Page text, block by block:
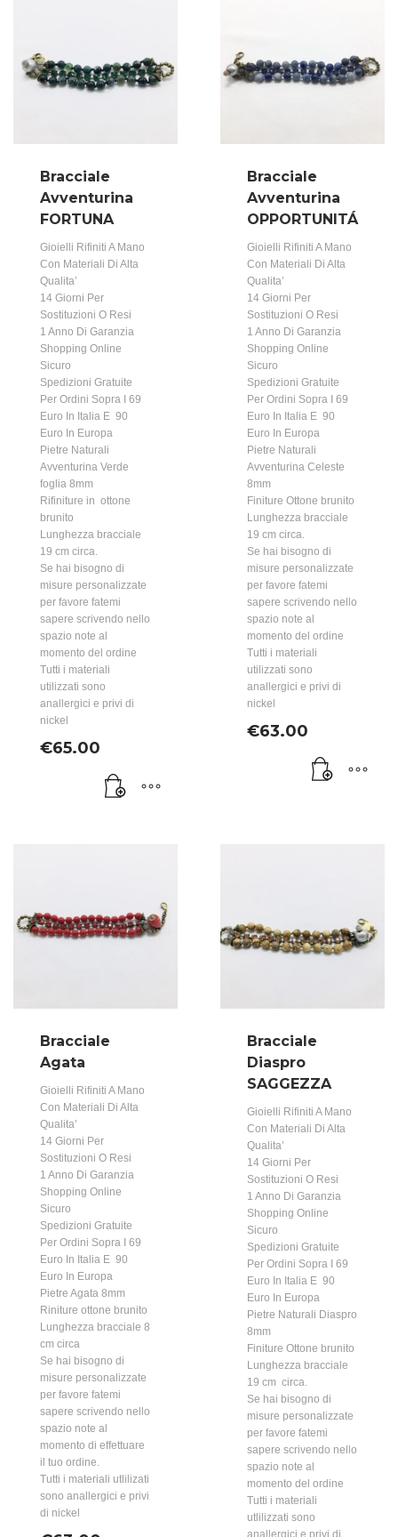
Bracciale
Avventurina
FORTUNA
Gioielli Rifiniti A Mano
Con Materiali Di Alta
Qualita’
14 Giorni Per
Sostituzioni O Resi
1 Anno Di Garanzia
Shopping Online
Sicuro
Spedizioni Gratuite
Per Ordini Sopra I 69
Euro In Italia E 90
Euro In Europa
Pietre Naturali
Avventurina Verde
foglia 8mm
Rifiniture in ottone
brunito
Lunghezza bracciale
19 cm circa.
Se hai bisogno di
misure personalizzate
per favore fatemi
sapere scrivendo nello
spazio note al
momento del ordine
Tutti i materiali
utilizzati sono
anallergici e privi di
nickel
€65.00
Bracciale
Avventurina
OPPORTUNITÁ
Gioielli Rifiniti A Mano
Con Materiali Di Alta
Qualita’
14 Giorni Per
Sostituzioni O Resi
1 Anno Di Garanzia
Shopping Online
Sicuro
Spedizioni Gratuite
Per Ordini Sopra I 69
Euro In Italia E 90
Euro In Europa
Pietre Naturali
Avventurina Celeste
8mm
Finiture Ottone brunito
Lunghezza bracciale
19 cm circa.
Se hai bisogno di
misure personalizzate
per favore fatemi
sapere scrivendo nello
spazio note al
momento del ordine
Tutti i materiali
utilizzati sono
anallergici e privi di
nickel
€63.00
Bracciale
Agata
Gioielli Rifiniti A Mano
Con Materiali Di Alta
Qualita’
14 Giorni Per
Sostituzioni O Resi
1 Anno Di Garanzia
Shopping Online
Sicuro
Spedizioni Gratuite
Per Ordini Sopra I 69
Euro In Italia E 90
Euro In Europa
Pietre Agata 8mm
Riniture ottone brunito
Lunghezza bracciale 8
cm circa
Se hai bisogno di
misure personalizzate
per favore fatemi
sapere scrivendo nello
spazio note al
momento di effettuare
il tuo ordine.
Tutti i materiali utlilizati
sono anallergici e privi
di nickel
Bracciale
Diaspro
SAGGEZZA
Gioielli Rifiniti A Mano
Con Materiali Di Alta
Qualita’
14 Giorni Per
Sostituzioni O Resi
1 Anno Di Garanzia
Shopping Online
Sicuro
Spedizioni Gratuite
Per Ordini Sopra I 69
Euro In Italia E 90
Euro In Europa
Pietre Naturali Diaspro
8mm
Finiture Ottone brunito
Lunghezza bracciale
19 cm circa.
Se hai bisogno di
misure personalizzate
per favore fatemi
sapere scrivendo nello
spazio note al
momento del ordine
Tutti i materiali
utlilizzati sono
anallergici e privi di